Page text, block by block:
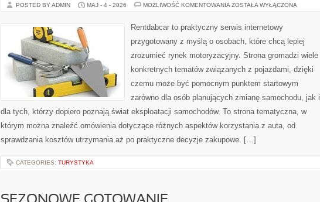
POSTED BY ADMIN MAJ - 4 - 2026 MOŻLIWOŚĆ KOMENTOWANIA WYPOŻYCZALNIE
ZOSTAŁA WYŁĄCZONA
Rentdabcar to praktyczny serwis internetowy
przygotowany z myślą o osobach, które chcą lepiej
zrozumieć rynek motoryzacyjny. Strona gromadzi wiele
konkretnych tematów związanych z pojazdami, dzięki
czemu może być pomocnym punktem startowym
zarówno dla osób planujących zmianę samochodu, jak i
dla tych, którzy dopiero poznają świat eksploatacji samochodów. To strona tematyczna, w
którym można znaleźć omówienia dotyczące różnych aspektów korzystania z auta, od
sprawdzania kosztów utrzymania aż po praktyczne decyzje zakupowe. […]
CATEGORIES: TURYSTYKA